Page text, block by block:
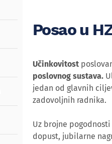
Posao u
Učinkovitost
poslovnog sustava.
jedan od glavnih
zadovoljnih radnika.
Uz brojne
dopust, jubilarne